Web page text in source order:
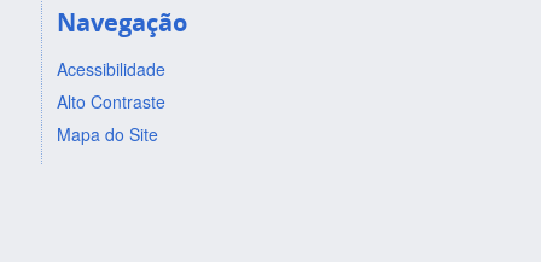
Navegação
Acessibilidade
Alto Contraste
Mapa do Site